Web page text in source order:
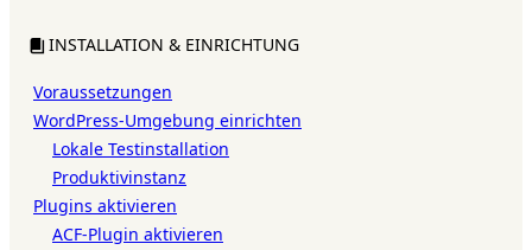
INSTALLATION & EINRICHTUNG
Voraussetzungen
WordPress-Umgebung einrichten
Lokale Testinstallation
Produktivinstanz
Plugins aktivieren
ACF-Plugin aktivieren